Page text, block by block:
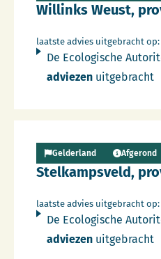
Willinks Weust,
laatste advies uitgebracht op:
De Ecologische
adviezenuitgebracht
Stelkampsveld,
Gelderland Afgerond
laatste advies uitgebracht op:
De Ecologische
adviezenuitgebracht